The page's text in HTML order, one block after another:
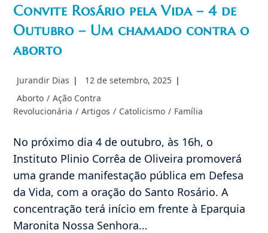
Convite Rosário pela Vida – 4 de
Outubro – Um chamado contra o
aborto
Autor
post:
Jurandir Dias
Post
12 de setembro, 2025
Categoria
do
Aborto / Ação Contra
Revolucionária / Artigos / Catolicismo / Família
No próximo dia 4 de outubro, às 16h, o
Instituto Plinio Corrêa de Oliveira promoverá
uma grande manifestação pública em Defesa
da Vida, com a oração do Santo Rosário. A
concentração terá início em frente à Eparquia
Maronita Nossa Senhora…